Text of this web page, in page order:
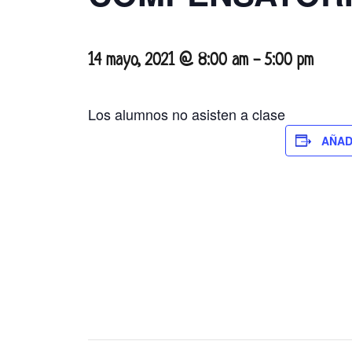
14 mayo, 2021 @ 8:00 am -5:00 pm
Los alumnos no asisten a clase